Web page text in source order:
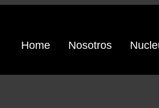
Home Nosotros